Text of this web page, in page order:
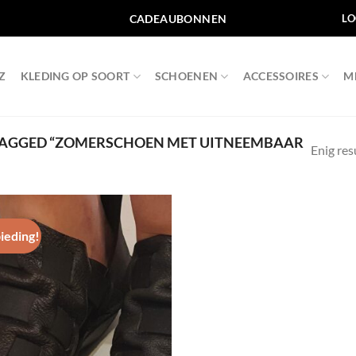
CADEAUBONNEN
KLEDING OP SOORT SCHOENEN ACCESSOIRES
“ZOMERSCHOEN MET UITNEEMBAAR Enig
Toevoegen
aan
wenslijst